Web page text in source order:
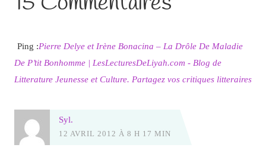
Ping :Pierre Delye et Irène Bonacina – La Drôle De Maladie
De P’tit Bonhomme | LesLecturesDeLiyah.com - Blog de
Litterature Jeunesse et Culture. Partagez vos critiques litteraires
Syl.
12 AVRIL 2012 À 8 H 17 MIN